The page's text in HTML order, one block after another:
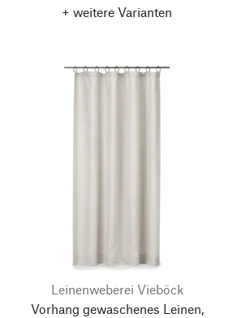
+ weitere Varianten
Leinenweberei Vieböck
Vorhang gewaschenes Leinen,